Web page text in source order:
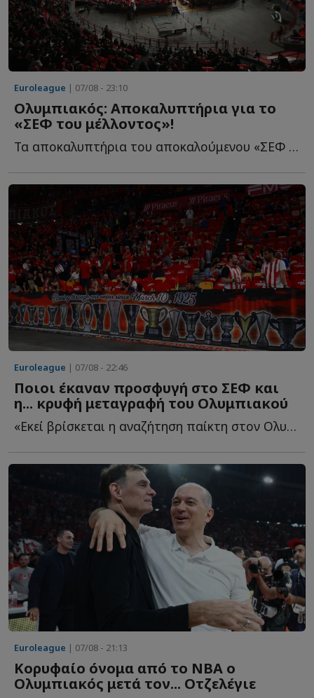
Euroleague | 07/08 - 23:10
Ολυμπιακός: Αποκαλυπτήρια για το
«ΣΕΦ του μέλλοντος»!
Τα αποκαλυπτήρια του αποκαλούμενου «ΣΕΦ του μέλλοντος» θ...
Euroleague | 07/08 - 22:46
Ποιοι έκαναν προσφυγή στο ΣΕΦ και
η... κρυφή μεταγραφή του Ολυμπιακού
«Εκεί βρίσκεται η αναζήτηση παίκτη στον Ολυμπιακό - ...
Euroleague | 07/08 - 21:13
Κορυφαίο όνομα από το NBA ο
Ολυμπιακός μετά τον... Οτζελέγιε